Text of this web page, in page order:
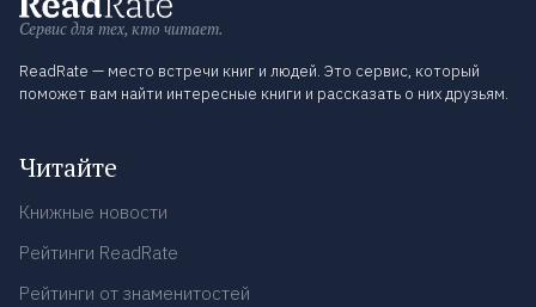
Сервис для тех, кто читает.
ReadRate — место встречи книг и людей. Это сервис, который
поможет вам найти интересные книги и рассказать о них друзьям.
Читайте
Книжные новости
Рейтинги ReadRate
Рейтинги от знаменитостей